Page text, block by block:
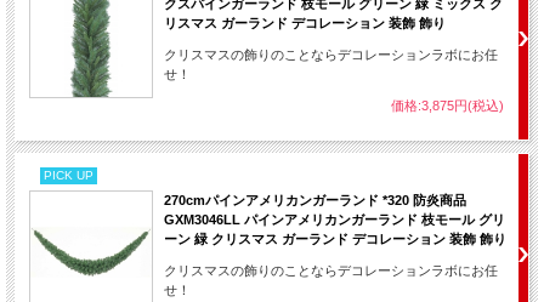
クスパインガーランド 枝モール グリーン 緑 ミックス ク
リスマス ガーランド デコレーション 装飾 飾り
クリスマスの飾りのことならデコレーションラボにお任
せ！
価格:3,875円(税込)
PICK UP
270cmパインアメリカンガーランド *320 防炎商品
GXM3046LL パインアメリカンガーランド 枝モール グリ
ーン 緑 クリスマス ガーランド デコレーション 装飾 飾り
クリスマスの飾りのことならデコレーションラボにお任
せ！